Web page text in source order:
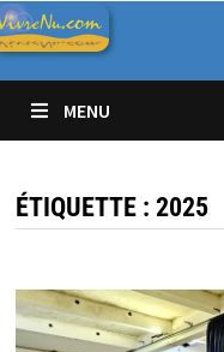
Passer
au
contenu
MENU
ÉTIQUETTE : 2025